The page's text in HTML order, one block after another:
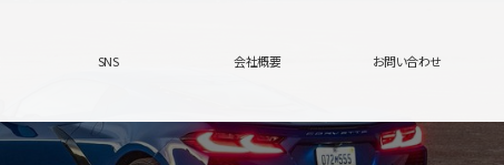
SNS 会社概要 お問い合わせ